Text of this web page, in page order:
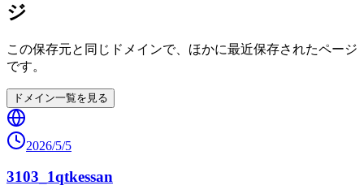
ジ
この保存元と同じドメインで、ほかに最近保存されたページ
です。
ドメイン一覧を見る
2026/5/5
3103_1qtkessan